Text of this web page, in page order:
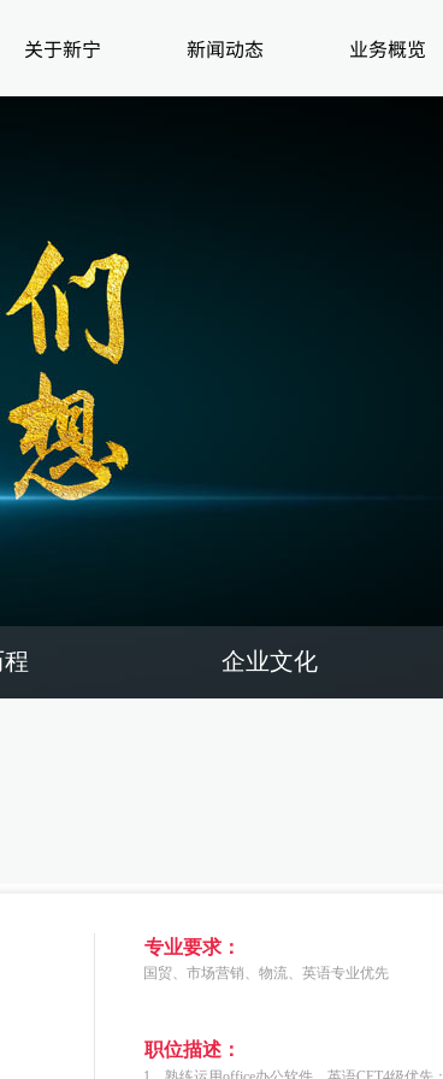
关于新宁 新闻动态 业务概览
企业文化
国贸、市场营销、物流、英语专业优先
职位描述：
专业要求：